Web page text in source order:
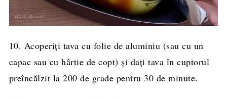
10. Acoperiți tava cu folie de aluminiu (sau cu un
capac sau cu hârtie de copt) și dați tava în cuptorul
preîncălzit la 200 de grade pentru 30 de minute.